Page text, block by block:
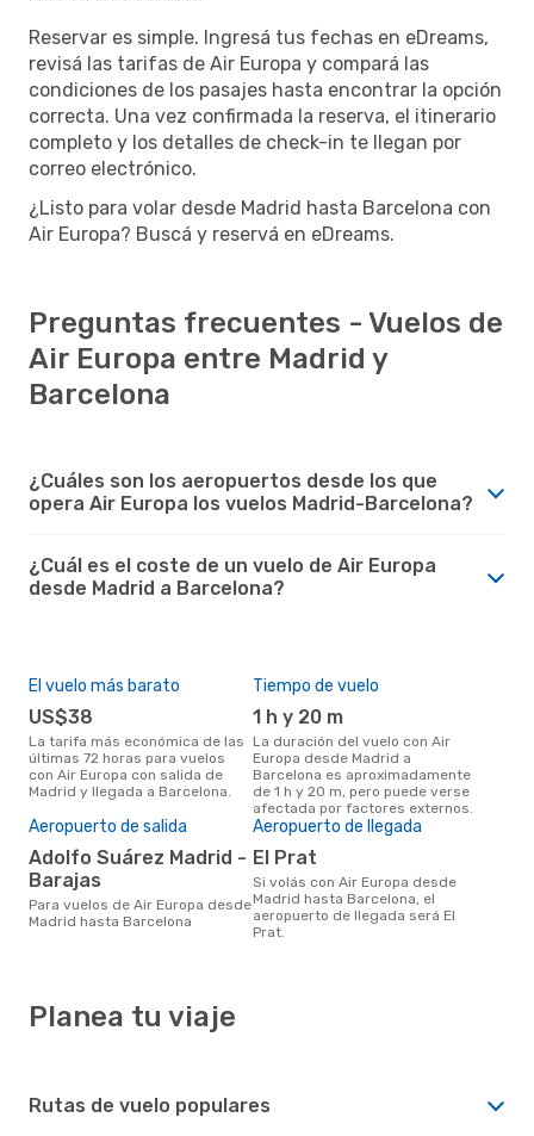
Reservar es simple. Ingresá tus fechas en eDreams,
revisá las tarifas de Air Europa y compará las
condiciones de los pasajes hasta encontrar la opción
correcta. Una vez confirmada la reserva, el itinerario
completo y los detalles de check-in te llegan por
correo electrónico.
¿Listo para volar desde Madrid hasta Barcelona con
Air Europa? Buscá y reservá en eDreams.
Preguntas frecuentes - Vuelos de
Air Europa entre Madrid y
Barcelona
¿Cuáles son los aeropuertos desde los que
opera Air Europa los vuelos Madrid-Barcelona?
¿Cuál es el coste de un vuelo de Air Europa
desde Madrid a Barcelona?
El vuelo más barato
US$38
La tarifa más económica de las
últimas 72 horas para vuelos
con Air Europa con salida de
Madrid y llegada a Barcelona.
Tiempo de vuelo
1 h y 20 m
La duración del vuelo con Air
Europa desde Madrid a
Barcelona es aproximadamente
de 1 h y 20 m, pero puede verse
afectada por factores externos.
Aeropuerto de salida
Adolfo Suárez Madrid -
Barajas
Para vuelos de Air Europa desde
Madrid hasta Barcelona
Aeropuerto de llegada
El Prat
Si volás con Air Europa desde
Madrid hasta Barcelona, el
aeropuerto de llegada será El
Prat.
Planea tu viaje
Rutas de vuelo populares